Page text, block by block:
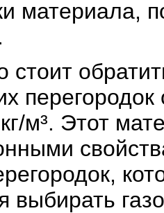
материала,
стоит
м³. Этот
выбирать